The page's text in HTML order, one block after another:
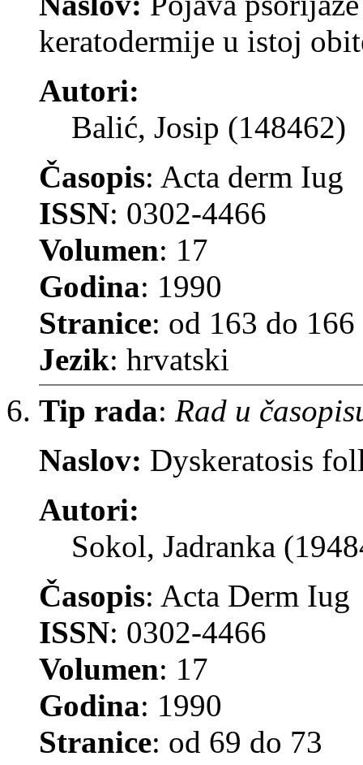
keratodermije u istoj
Autori:
Balić, Josip (148462)
Časopis: Acta derm Iug
ISSN: 0302-4466
Volumen: 17
Godina: 1990
Stranice: od 163 do 166
Jezik: hrvatski
Tip rada: Rad u
Naslov: Dyskeratosis
Autori:
Sokol, Jadranka
Časopis: Acta Derm Iug
ISSN: 0302-4466
Volumen: 17
Godina: 1990
Stranice: od 69 do 73